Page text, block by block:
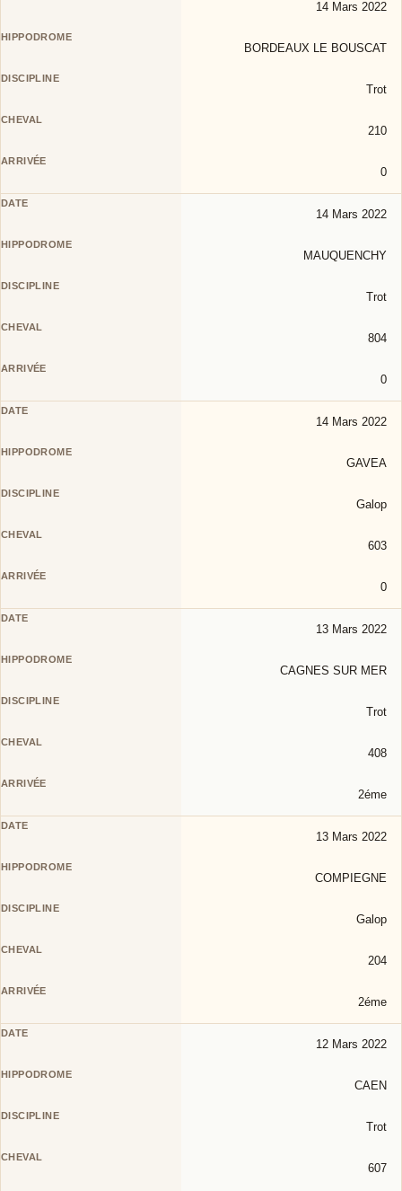
14 Mars 2022
BORDEAUX LE BOUSCAT
Trot
210
0
14 Mars 2022
MAUQUENCHY
Trot
804
0
14 Mars 2022
GAVEA
Galop
603
0
13 Mars 2022
CAGNES SUR MER
Trot
408
2éme
13 Mars 2022
COMPIEGNE
Galop
204
2éme
12 Mars 2022
CAEN
Trot
607